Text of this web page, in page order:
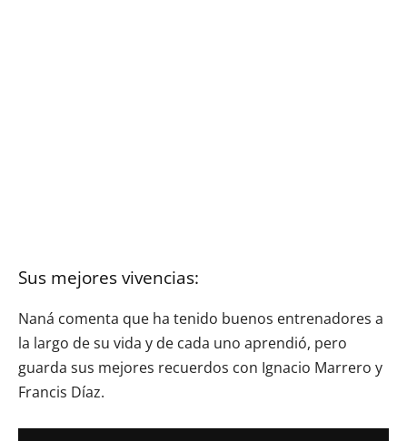
Sus mejores vivencias:
Naná comenta que ha tenido buenos entrenadores a
la largo de su vida y de cada uno aprendió, pero
guarda sus mejores recuerdos con Ignacio Marrero y
Francis Díaz.